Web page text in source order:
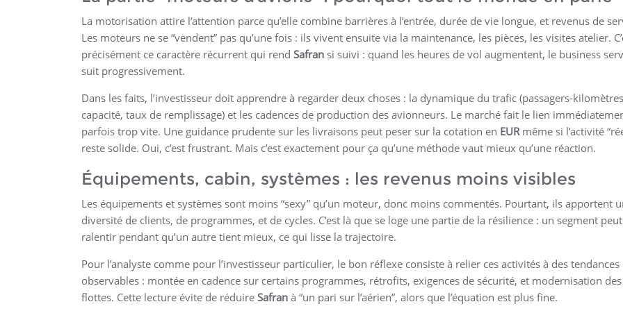
La motorisation attire l’attention parce qu’elle combine barrières à l’entrée, durée de vie longue, et revenus de
Les moteurs ne se “vendent” pas qu’une fois : ils vivent ensuite via la maintenance, les pièces, les visites atelier.
précisément ce caractère récurrent qui rend Safran si suivi : quand les heures de vol augmentent, le business
suit progressivement.
Dans les faits, l’investisseur doit apprendre à regarder deux choses : la dynamique du trafic (passagers-
capacité, taux de remplissage) et les cadences de production des avionneurs. Le marché fait le lien
parfois trop vite. Une guidance prudente sur les livraisons peut peser sur la cotation en EURmême si l’activité
reste solide. Oui, c’est frustrant. Mais c’est exactement pour ça qu’une méthode vaut mieux qu’une réaction.
Équipements, cabin, systèmes : les revenus moins visibles
Les équipements et systèmes sont moins “sexy” qu’un moteur, donc moins commentés. Pourtant, ils apportent
diversité de clients, de programmes, et de cycles. C’est là que se loge une partie de la résilience : un segment peut
ralentir pendant qu’un autre tient mieux, ce qui lisse la trajectoire.
Pour l’analyste comme pour l’investisseur particulier, le bon réflexe consiste à relier ces activités à des tendances
observables : montée en cadence sur certains programmes, rétrofits, exigences de sécurité, et modernisation des
flottes. Cette lecture évite de réduire Safran à “un pari sur l’aérien”, alors que l’équation est plus fine.